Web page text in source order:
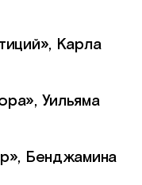
Карла
Уильяма
Бенджамина